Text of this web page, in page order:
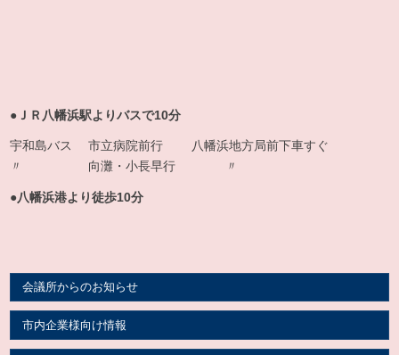
●ＪＲ八幡浜駅よりバスで10分
宇和島バス 市立病院前行 八幡浜地方局前下車すぐ
〃 向灘・小長早行 〃
●八幡浜港より徒歩10分
会議所からのお知らせ
市内企業様向け情報